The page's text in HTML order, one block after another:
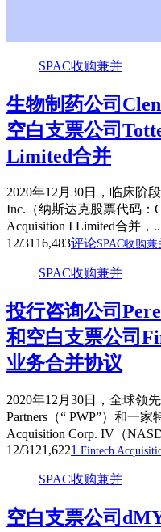
SPAC收购兼并
生物制药公司
空白支票公司
Limited合并
2020年12月30日，临床阶
Inc.（纳斯达克股票代码：
Acquisition I Limited合并，
12/3116,483评论SPAC收购兼
SPAC收购兼并
投行咨询公司
和空白支票公司
业务合并协议
2020年12月30日，全球领
Partners（“ PWP”）和一
Acquisition Corp. IV（
12/31 21,6221 Fintech
SPAC收购兼并
空白支票公司